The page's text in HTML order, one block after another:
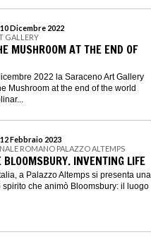
Dicembre 2022
GALLERY
MUSHROOM AT THE END OF
2022 la Saraceno Art Gallery
Mushroom at the end of the world
Febbraio 2023
ROMANO PALAZZO ALTEMPS
BLOOMSBURY. INVENTING LIFE
a Palazzo Altemps si presenta una
che animò Bloomsbury: il luogo